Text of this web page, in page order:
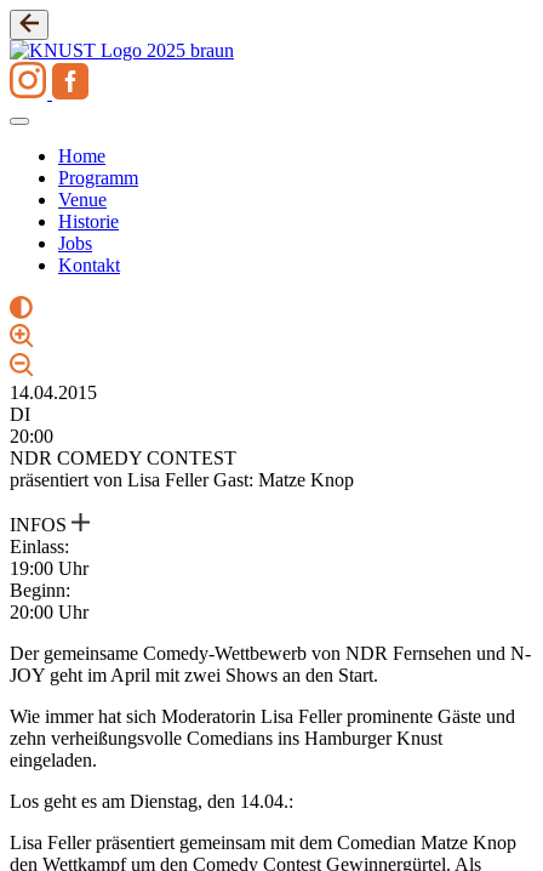
Zum
Inhalt
springen
Home
Programm
Venue
Historie
Jobs
Kontakt
14.04.2015
DI
20:00
NDR COMEDY CONTEST
präsentiert von Lisa Feller Gast: Matze Knop
INFOS
Einlass:
19:00 Uhr
Beginn:
20:00 Uhr
Der gemeinsame Comedy-Wettbewerb von NDR Fernsehen und N-
JOY geht im April mit zwei Shows an den Start.
Wie immer hat sich Moderatorin Lisa Feller prominente Gäste und
zehn verheißungsvolle Comedians ins Hamburger Knust
eingeladen.
Los geht es am Dienstag, den 14.04.:
Lisa Feller präsentiert gemeinsam mit dem Comedian Matze Knop
den Wettkampf um den Comedy Contest Gewinnergürtel. Als